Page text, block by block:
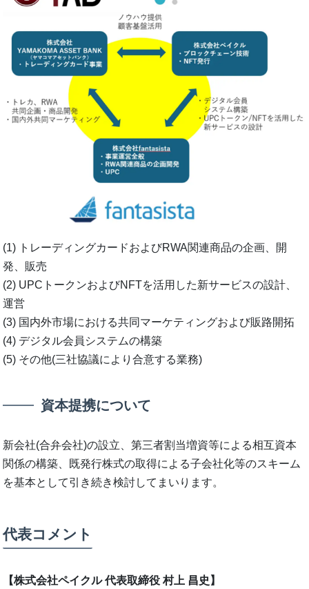
(1) トレーディングカードおよびRWA関連商品の企画、開
発、販売
(2) UPCトークンおよびNFTを活用した新サービスの設計、
運営
(3) 国内外市場における共同マーケティングおよび販路開拓
(4) デジタル会員システムの構築
(5) その他(三社協議により合意する業務)
資本提携について
新会社(合弁会社)の設立、第三者割当増資等による相互資本
関係の構築、既発行株式の取得による子会社化等のスキーム
を基本として引き続き検討してまいります。
代表コメント
【株式会社ペイクル 代表取締役 村上 昌史】